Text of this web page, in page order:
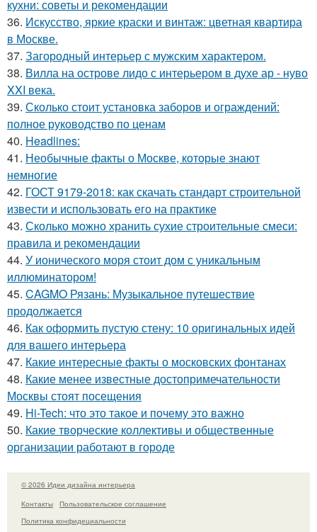
кухни: советы и рекомендации
36. Искусство, яркие краски и винтаж: цветная квартира
в Москве.
37. Загородный интерьер с мужским характером.
38. Вилла на острове лидо с интерьером в духе ар - нуво
XXI века.
39. Сколько стоит установка заборов и ограждений:
полное руководство по ценам
40. Headlines:
41. Необычные факты о Москве, которые знают
немногие
42. ГОСТ 9179-2018: как скачать стандарт строительной
извести и использовать его на практике
43. Сколько можно хранить сухие строительные смеси:
правила и рекомендации
44. У ионического моря стоит дом с уникальным
иллюминатором!
45. CAGMO Рязань: Музыкальное путешествие
продолжается
46. Как оформить пустую стену: 10 оригинальных идей
для вашего интерьера
47. Какие интересные факты о московских фонтанах
48. Какие менее известные достопримечательности
Москвы стоят посещения
49. Hi-Tech: что это такое и почему это важно
50. Какие творческие коллективы и общественные
организации работают в городе
© 2026 Идеи дизайна интерьера
Контакты
Пользовательское соглашение
Политика конфидециальности